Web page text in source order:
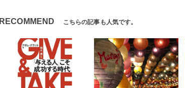
RECOMMEND こちらの記事も人気です。